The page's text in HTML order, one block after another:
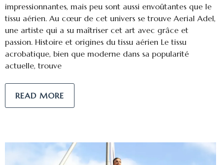
impressionnantes, mais peu sont aussi envoûtantes que le
tissu aérien. Au cœur de cet univers se trouve Aerial Adel,
une artiste qui a su maîtriser cet art avec grâce et
passion. Histoire et origines du tissu aérien Le tissu
acrobatique, bien que moderne dans sa popularité
actuelle, trouve
READ MORE